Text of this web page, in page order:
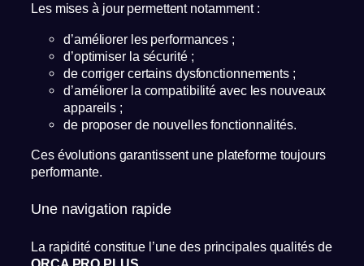
Les mises à jour permettent notamment :
d’améliorer les performances ;
d’optimiser la sécurité ;
de corriger certains dysfonctionnements ;
d’améliorer la compatibilité avec les nouveaux
appareils ;
de proposer de nouvelles fonctionnalités.
Ces évolutions garantissent une plateforme toujours
performante.
Une navigation rapide
La rapidité constitue l’une des principales qualités de